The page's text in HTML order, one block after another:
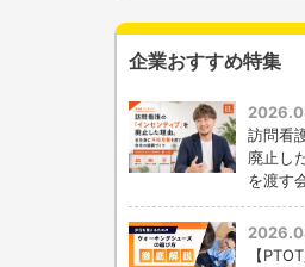
企業おすすめ特集
訪問看
廃止し
を渡す
【